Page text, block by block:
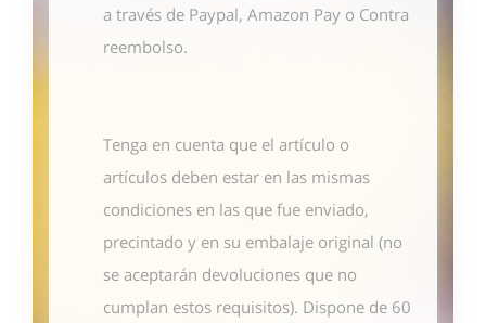
a través de Paypal, Amazon Pay o Contra
reembolso.
Tenga en cuenta que el artículo o
artículos deben estar en las mismas
condiciones en las que fue enviado,
precintado y en su embalaje original (no
se aceptarán devoluciones que no
cumplan estos requisitos). Dispone de 60